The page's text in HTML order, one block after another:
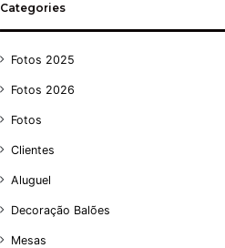
Categories
Fotos 2025
Fotos 2026
Fotos
Clientes
Aluguel
Decoração Balões
Mesas